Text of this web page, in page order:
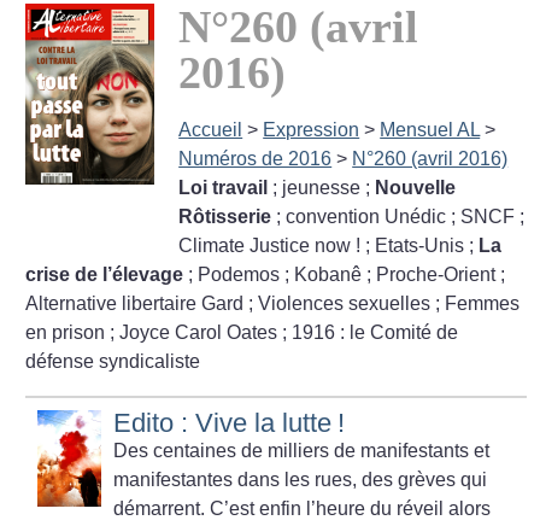
N°260 (avril
2016)
Accueil > Expression > Mensuel AL >
Numéros de 2016 > N°260 (avril 2016)
Loi travail ; jeunesse ; Nouvelle
Rôtisserie ; convention Unédic ; SNCF ;
Climate Justice now ! ; Etats-Unis ; La
crise de l’élevage ; Podemos ; Kobanê ; Proche-Orient ;
Alternative libertaire Gard ; Violences sexuelles ; Femmes
en prison ; Joyce Carol Oates ; 1916 : le Comité de
défense syndicaliste
Edito : Vive la lutte !
Des centaines de milliers de manifestants et
manifestantes dans les rues, des grèves qui
démarrent. C’est enfin l’heure du réveil alors